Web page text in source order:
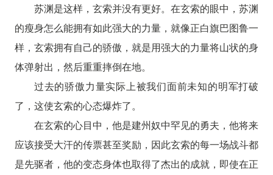
苏渊是这样，玄索并没有更好。在玄索的眼中，苏渊
的瘦身怎么能拥有如此强大的力量，就像正白旗巴图鲁一
样，玄索拥有自己的骄傲，就是用强大的力量将山状的身
体弹射出，然后重重摔倒在地。
过去的骄傲力量实际上被我们面前未知的明军打破
了，这使玄索的心态爆炸了。
在玄索的心目中，他是建州奴中罕见的勇夫，他将来
应该接受大汗的传票甚至奖励，因此玄索的每一场战斗都
是先驱者，他的变态身体也取得了杰出的成就，即使在正